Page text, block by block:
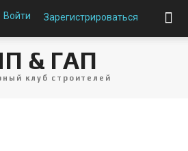
Войти Зарегистрироваться
& ГАП
клуб строителей